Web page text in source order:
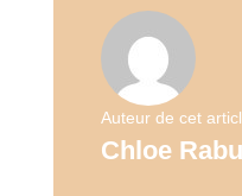
Auteur de cet
Chloe